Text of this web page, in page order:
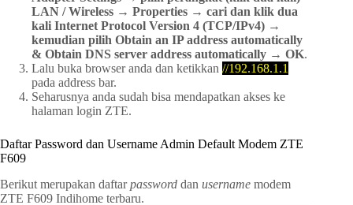
LAN / Wireless → Properties → cari dan klik dua
kali Internet Protocol Version 4 (TCP/IPv4) →
kemudian pilih Obtain an IP address automatically
& Obtain DNS server address automatically → OK.
Lalu buka browser anda dan ketikkan //192.168.1.1
pada address bar.
Seharusnya anda sudah bisa mendapatkan akses ke
halaman login ZTE.
Daftar Password dan Username Admin Default Modem ZTE
F609
Berikut merupakan daftarpassword dan username modem
ZTE F609 Indihome terbaru.